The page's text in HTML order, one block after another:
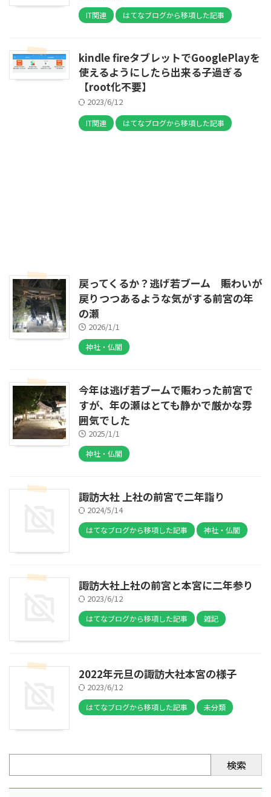
IT関連 はてなブログから移項した記事
kindle fireタブレットでGooglePlayを
使えるようにしたら出来る子過ぎる
【root化不要】
2023/6/12
IT関連 はてなブログから移項した記事
戻ってくるか？逃げ若ブーム 賑わいが
戻りつつあるような気がする前宮の年
の瀬
2026/1/1
神社・仏閣
今年は逃げ若ブームで賑わった前宮で
すが、年の瀬はとても静かで厳かな雰
囲気でした
2025/1/1
神社・仏閣
諏訪大社 上社の前宮で二年詣り
2024/5/14
はてなブログから移項した記事 神社・仏閣
諏訪大社上社の前宮と本宮に二年参り
2023/6/12
はてなブログから移項した記事 雑記
2022年元旦の諏訪大社本宮の様子
2023/6/12
はてなブログから移項した記事 未分類
検索